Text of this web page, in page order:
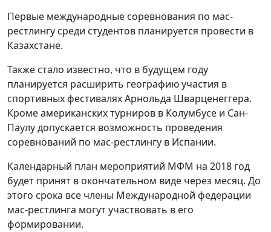
Первые международные соревнования по мас-
рестлингу среди студентов планируется провести в
Казахстане.
Также стало известно, что в будущем году
планируется расширить географию участия в
спортивных фестивалях Арнольда Шварценеггера.
Кроме американских турниров в Колумбусе и Сан-
Паулу допускается возможность проведения
соревнований по мас-рестлингу в Испании.
Календарный план мероприятий МФМ на 2018 год
будет принят в окончательном виде через месяц. До
этого срока все члены Международной федерации
мас-рестлинга могут участвовать в его
формировании.